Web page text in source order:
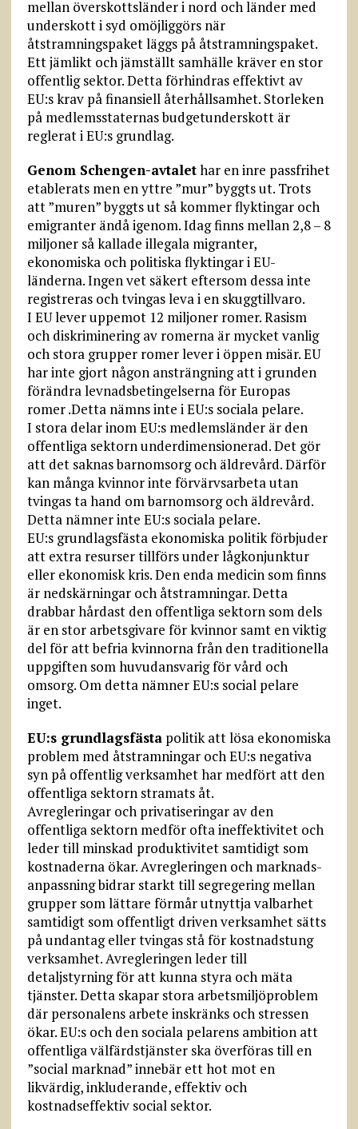
mellan överskottsländer i nord och länder med
underskott i syd omöjliggörs när
åtstramningspaket läggs på åtstramningspaket.
Ett jämlikt och jämställt samhälle kräver en stor
offentlig sektor. Detta förhindras effektivt av
EU:s krav på finansiell återhållsamhet. Storleken
på medlemsstaternas budgetunderskott är
reglerat i EU:s grundlag.
Genom Schengen-avtalethar en inre passfrihet
etablerats men en yttre ”mur” byggts ut. Trots
att ”muren” byggts ut så kommer flyktingar och
emigranter ändå igenom. Idag finns mellan 2,8 – 8
miljoner så kallade illegala migranter,
ekonomiska och politiska flyktingar i EU-
länderna. Ingen vet säkert eftersom dessa inte
registreras och tvingas leva i en skuggtillvaro.
I EU lever uppemot 12 miljoner romer. Rasism
och diskriminering av romerna är mycket vanlig
och stora grupper romer lever i öppen misär. EU
har inte gjort någon ansträngning att i grunden
förändra levnadsbetingelserna för Europas
romer .Detta nämns inte i EU:s sociala pelare.
I stora delar inom EU:s medlemsländer är den
offentliga sektorn underdimensionerad. Det gör
att det saknas barnomsorg och äldrevård. Därför
kan många kvinnor inte förvärvsarbeta utan
tvingas ta hand om barnomsorg och äldrevård.
Detta nämner inte EU:s sociala pelare.
EU:s grundlagsfästa ekonomiska politik förbjuder
att extra resurser tillförs under lågkonjunktur
eller ekonomisk kris. Den enda medicin som finns
är nedskärningar och åtstramningar. Detta
drabbar hårdast den offentliga sektorn som dels
är en stor arbetsgivare för kvinnor samt en viktig
del för att befria kvinnorna från den traditionella
uppgiften som huvudansvarig för vård och
omsorg. Om detta nämner EU:s social pelare
inget.
EU:s grundlagsfästapolitik att lösa ekonomiska
problem med åtstramningar och EU:s negativa
syn på offentlig verksamhet har medfört att den
offentliga sektorn stramats åt.
Avregleringar och privatiseringar av den
offentliga sektorn medför ofta ineffektivitet och
leder till minskad produktivitet samtidigt som
kostnaderna ökar. Avregleringen och marknads­
anpassning bidrar starkt till segregering mellan
grupper som lättare förmår utnyttja valbarhet
samtidigt som offentligt driven verksamhet sätts
på undantag eller tvingas stå för kostnadstung
verksamhet. Avregleringen leder till
detaljstyrning för att kunna styra och mäta
tjänster. Detta skapar stora arbetsmiljöproblem
där personalens arbete inskränks och stressen
ökar. EU:s och den sociala pelarens ambition att
offentliga välfärdstjänster ska överföras till en
”social marknad” innebär ett hot mot en
likvärdig, inkluderande, effektiv och
kostnadseffektiv social sektor.